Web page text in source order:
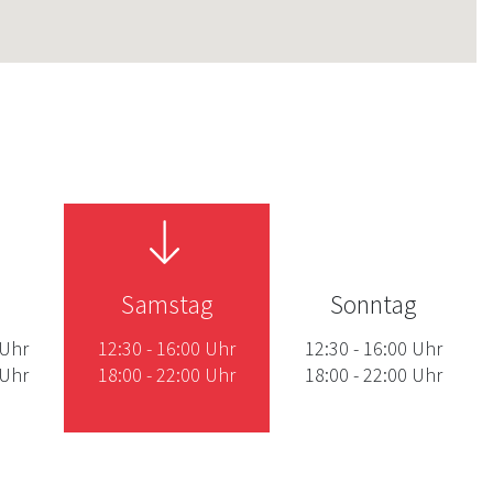
Uhr
Uhr
Samstag
12:30 - 16:00 Uhr
18:00 -22:00 Uhr
Sonntag
12:30 - 16:00 Uhr
18:00 -22:00 Uhr